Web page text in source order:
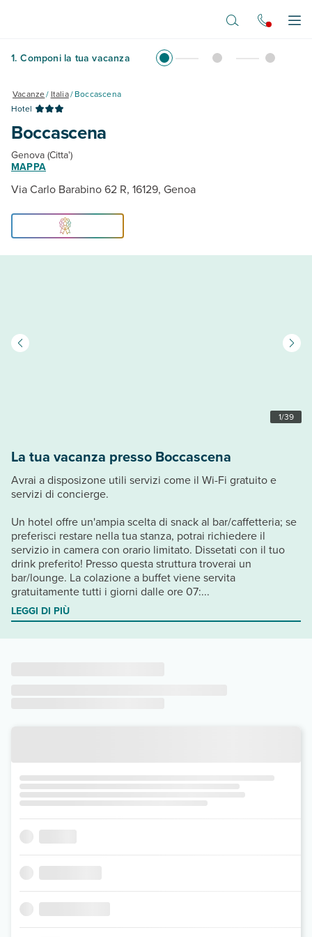
1. Componi la tua vacanza
Vacanze/ Italia/Boccascena
Hotel
Boccascena
Genova (Citta')
MAPPA
Via Carlo Barabino 62 R, 16129, Genoa
1/39
La tua vacanza presso Boccascena
Avrai a disposizone utili servizi come il Wi-Fi gratuito e
servizi di concierge.
Un hotel offre un'ampia scelta di snack al bar/caffetteria; se
preferisci restare nella tua stanza, potrai richiedere il
servizio in camera con orario limitato. Dissetati con il tuo
drink preferito! Presso questa struttura troverai un
bar/lounge. La colazione a buffet viene servita
gratuitamente tutti i giorni dalle ore 07:...
LEGGI DI PIÙ